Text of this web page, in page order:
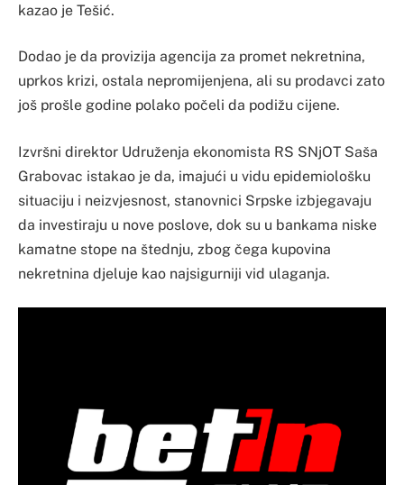
kazao je Tešić.
Dodao je da provizija agencija za promet nekretnina,
uprkos krizi, ostala nepromijenjena, ali su prodavci zato
još prošle godine polako počeli da podižu cijene.
Izvršni direktor Udruženja ekonomista RS SNjOT Saša
Grabovac istakao je da, imajući u vidu epidemiološku
situaciju i neizvjesnost, stanovnici Srpske izbjegavaju
da investiraju u nove poslove, dok su u bankama niske
kamatne stope na štednju, zbog čega kupovina
nekretnina djeluje kao najsigurniji vid ulaganja.